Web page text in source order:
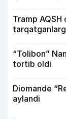
Tramp AQSH
“Tolibon”
tortib oldi
Diomande
aylandi